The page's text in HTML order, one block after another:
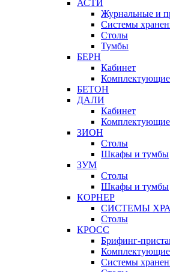
АСТИ
Журнальные и
Системы
Столы
Тумбы
БЕРН
Кабинет
Комплектующие
БЕТОН
ДАЛИ
Кабинет
Комплектующие
ЗИОН
Столы
Шкафы и тумбы
ЗУМ
Столы
Шкафы и тумбы
КОРНЕР
СИСТЕМЫ
Столы
КРОСС
Брифинг-
Комплектующие
Системы